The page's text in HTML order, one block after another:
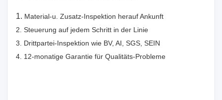
1. Material-u. Zusatz-Inspektion herauf Ankunft
2. Steuerung auf jedem Schritt in der Linie
3. Drittpartei-Inspektion wie BV, AI, SGS, SEIN
4. 12-monatige Garantie für Qualitäts-Probleme